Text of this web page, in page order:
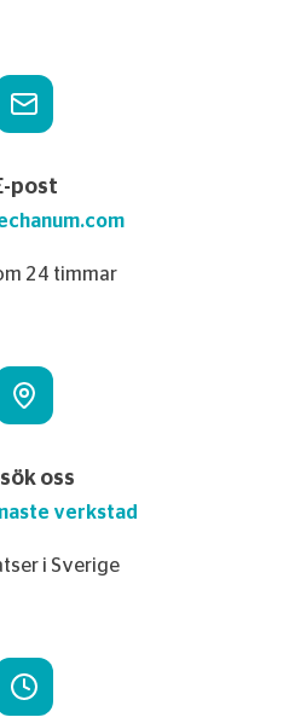
post
24 timmar
oss
verkstad
i Sverige